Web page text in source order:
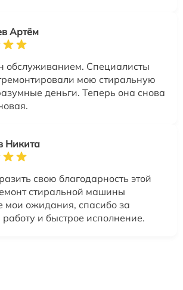
Артём
обслуживанием. Специалисты
мою стиральную
деньги. Теперь она снова
Никита
свою благодарность этой
стиральной машины
мои ожидания, спасибо за
и быстрое исполнение.